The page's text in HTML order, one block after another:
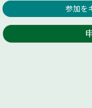
参加を